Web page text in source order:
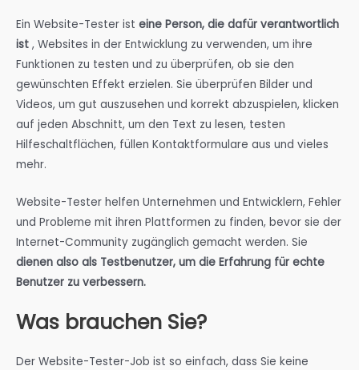
Ein Website-Tester ist eine Person, die dafür verantwortlich
ist , Websites in der Entwicklung zu verwenden, um ihre
Funktionen zu testen und zu überprüfen, ob sie den
gewünschten Effekt erzielen. Sie überprüfen Bilder und
Videos, um gut auszusehen und korrekt abzuspielen, klicken
auf jeden Abschnitt, um den Text zu lesen, testen
Hilfeschaltflächen, füllen Kontaktformulare aus und vieles
mehr.
Website-Tester helfen Unternehmen und Entwicklern, Fehler
und Probleme mit ihren Plattformen zu finden, bevor sie der
Internet-Community zugänglich gemacht werden. Sie
dienen also als Testbenutzer, um die Erfahrung für echte
Benutzer zu verbessern.
Was brauchen Sie?
Der Website-Tester-Job ist so einfach, dass Sie keine